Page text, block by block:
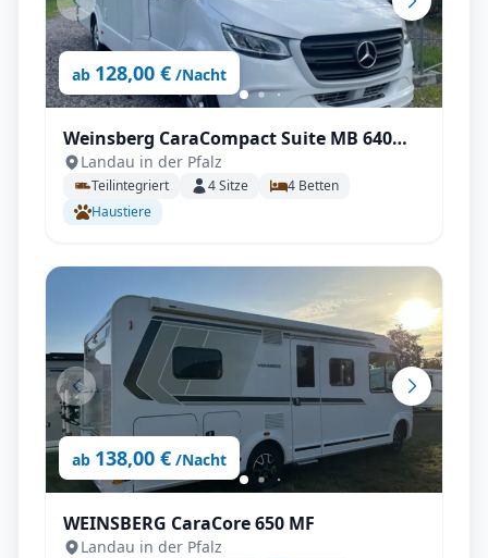
ab 128,00 € /Nacht
Weinsberg CaraCompact Suite MB 640
MEG Edition [Pepper]
Landau in der Pfalz
Teilintegriert 4Sitze 4 Betten
Haustiere
ab 138,00 € /Nacht
WEINSBERG CaraCore 650 MF
Landau in der Pfalz